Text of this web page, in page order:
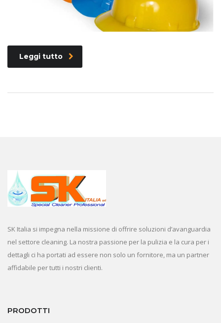
Leggi tutto
SK Italia si impegna nella missione di offrire soluzioni d’avanguardia
nel settore cleaning. La nostra passione per la pulizia e la cura per i
dettagli ci ha portati ad essere non solo un fornitore, ma un partner
affidabile per tutti i nostri clienti.
PRODOTTI